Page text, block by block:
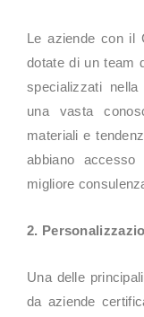
Le aziende con il
dotate di un team
specializzati
una vasta
materiali e
abbiano
migliore
2.
Una delle
da aziende